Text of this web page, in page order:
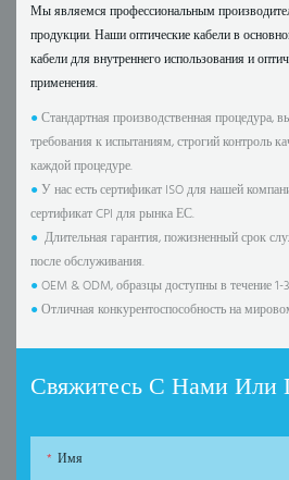
Мы являемся профессиональным
продукции. Наши оптические кабели в
кабели для внутреннего использования и
применения.
●Стандартная производственная процедура,
требования к испытаниям, строгий контроль
каждой процедуре.
●У нас есть сертификат ISO для нашей
сертификат CPI для рынка ЕС.
● Длительная гарантия, пожизненный срок
после обслуживания.
●OEM & ODM, образцы доступны в течение 1-
●Отличная конкурентоспособность на
Свяжитесь С Нами Или
Имя